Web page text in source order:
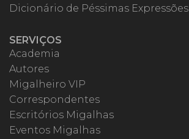
Dicionário de Péssimas Expressões
SERVIÇOS
Academia
Autores
Migalheiro VIP
Correspondentes
Escritórios Migalhas
Eventos Migalhas